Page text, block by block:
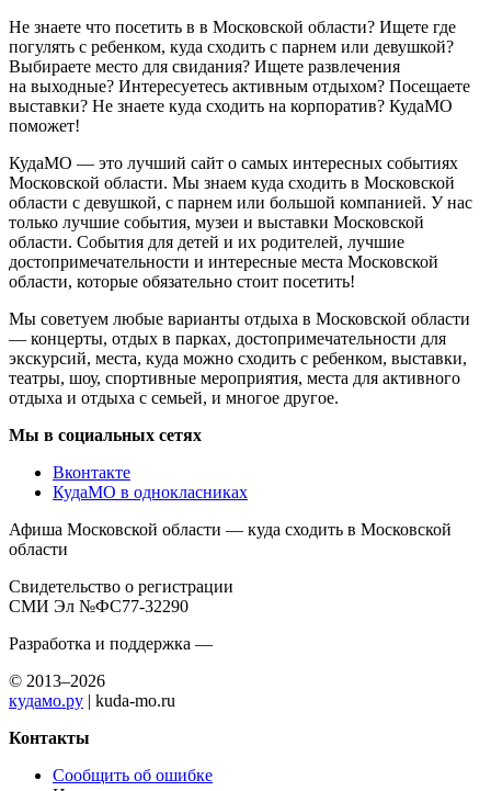
Не знаете что посетить в в Московской области? Ищете где
погулять с ребенком, куда сходить с парнем или девушкой?
Выбираете место для свидания? Ищете развлечения
на выходные? Интересуетесь активным отдыхом? Посещаете
выставки? Не знаете куда сходить на корпоратив? КудаМО
поможет!
КудаМО — это лучший сайт о самых интересных событиях
Московской области. Мы знаем куда сходить в Московской
области с девушкой, с парнем или большой компанией. У нас
только лучшие события, музеи и выставки Московской
области. События для детей и их родителей, лучшие
достопримечательности и интересные места Московской
области, которые обязательно стоит посетить!
Мы советуем любые варианты отдыха в Московской области
— концерты, отдых в парках, достопримечательности для
экскурсий, места, куда можно сходить с ребенком, выставки,
театры, шоу, спортивные мероприятия, места для активного
отдыха и отдыха с семьей, и многое другое.
Мы в социальных сетях
Вконтакте
КудаМО в однокласниках
Афиша Московской области — куда сходить в Московской
области
Свидетельство о регистрации
СМИ Эл №ФС77-32290
Разработка и поддержка —
© 2013–2026
кудамо.ру | kuda-mo.ru
Контакты
Сообщить об ошибке